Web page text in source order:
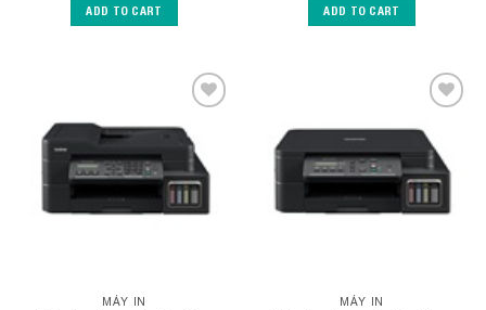
ADD TO CART ADD TO CART
Wishlist
MÁY IN
Wishlist
MÁY IN